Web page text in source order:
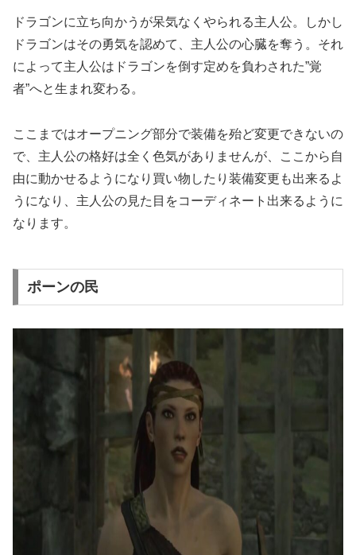
ドラゴンに立ち向かうが呆気なくやられる主人公。しかし
ドラゴンはその勇気を認めて、主人公の心臓を奪う。それ
によって主人公はドラゴンを倒す定めを負わされた”覚
者”へと生まれ変わる。
ここまではオープニング部分で装備を殆ど変更できないの
で、主人公の格好は全く色気がありませんが、ここから自
由に動かせるようになり買い物したり装備変更も出来るよ
うになり、主人公の見た目をコーディネート出来るように
なります。
ポーンの民